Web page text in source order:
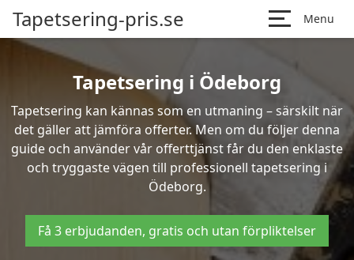
Tapetsering-pris.se Menu
Tapetsering i Ödeborg
Tapetsering kan kännas som en utmaning – särskilt när
det gäller att jämföra offerter. Men om du följer denna
guide och använder vår offerttjänst får du den enklaste
och tryggaste vägen till professionell tapetsering i
Ödeborg.
Få 3 erbjudanden, gratis och utan förpliktelser